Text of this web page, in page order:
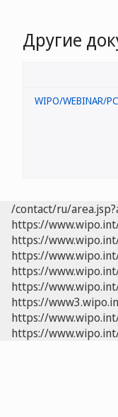
Другие
WIPO/WEBINAR/
/contact/ru/
https://
https://
https://
https://
https://
https://
https://
https://